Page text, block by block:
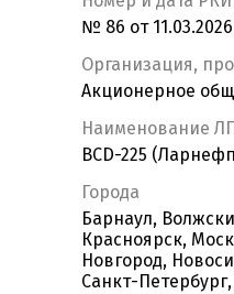
№ 86 от 11.03.2026
Организация,
Акционерное
Наименование ЛП
BCD-225
Города
Барнаул,
Красноярск,
Новгород,
Санкт-